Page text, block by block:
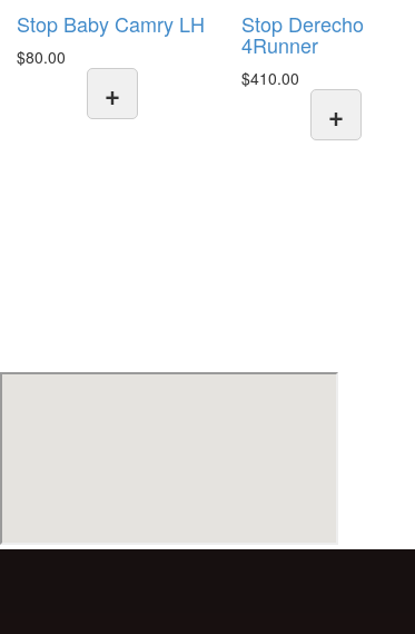
Stop Baby Camry LH
$80.00
+
Stop Derecho
4Runner
$410.00
+